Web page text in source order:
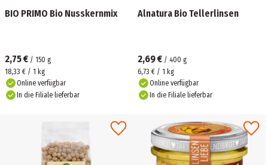
BIO PRIMO Bio Nusskernmix
2,75 € / 150 g
18,33 € / 1 kg
Online verfügbar
In die Filiale lieferbar
Alnatura Bio Tellerlinsen
2,69 € / 400 g
6,73 € / 1 kg
Online verfügbar
In die Filiale lieferbar